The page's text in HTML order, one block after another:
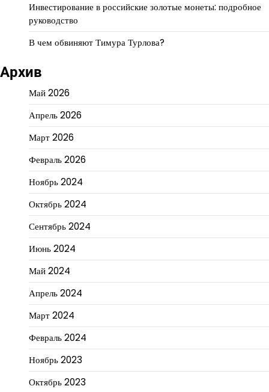
Инвестирование в российские золотые монеты: подробное
руководство
В чем обвиняют Тимура Турлова?
Архив
Май 2026
Апрель 2026
Март 2026
Февраль 2026
Ноябрь 2024
Октябрь 2024
Сентябрь 2024
Июнь 2024
Май 2024
Апрель 2024
Март 2024
Февраль 2024
Ноябрь 2023
Октябрь 2023